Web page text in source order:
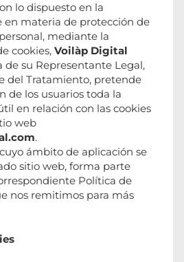
lo dispuesto en la
en materia de protección de
mediante la
cookies, Voilàp Digital
de su Representante Legal,
del Tratamiento, pretende
de los usuarios toda la
en relación con las cookies
web
.
ámbito de aplicación se
sitio web, forma parte
Política de
nos remitimos para más